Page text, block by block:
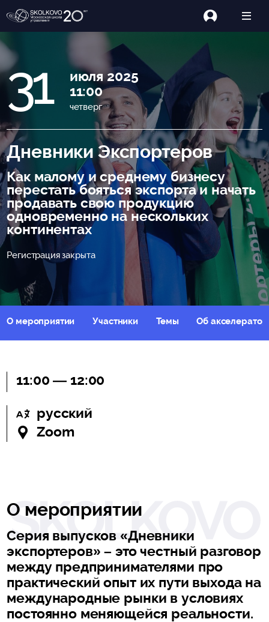
31
июля 2025
11:00
четверг
Дневники Экспортеров
Как малому и среднему бизнесу
перестать бояться экспорта и начать
продавать свою продукцию
одновременно на нескольких
континентах
Регистрация закрыта
О мероприятии Участники Темы Об
11:00 — 12:00
русский
Zoom
О мероприятии
Серия выпусков «Дневники
экспортеров» – это честный разговор
между предпринимателями про
практический опыт их пути выхода на
международные рынки в условиях
постоянно меняющейся реальности.